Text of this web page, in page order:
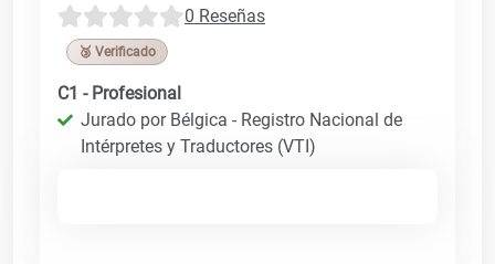
0 Reseñas
🥉 Verificado
C1 - Profesional
Jurado por Bélgica - Registro Nacional de
Intérpretes y Traductores (VTI)